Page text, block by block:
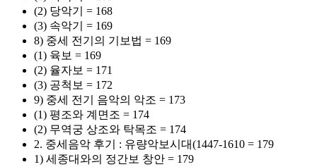
(2) 당악기 = 168
(3) 속악기 = 169
8) 중세 전기의 기보법 = 169
(1) 육보 = 169
(2) 율자보 = 171
(3) 공척보 = 172
9) 중세 전기 음악의 악조 = 173
(1) 평조와 계면조 = 174
(2) 무역궁 상조와 탁목조 = 174
2. 중세음악 후기 : 유량악보시대(1447-1610 = 179
1) 세종대와의 정간보 창안 = 179